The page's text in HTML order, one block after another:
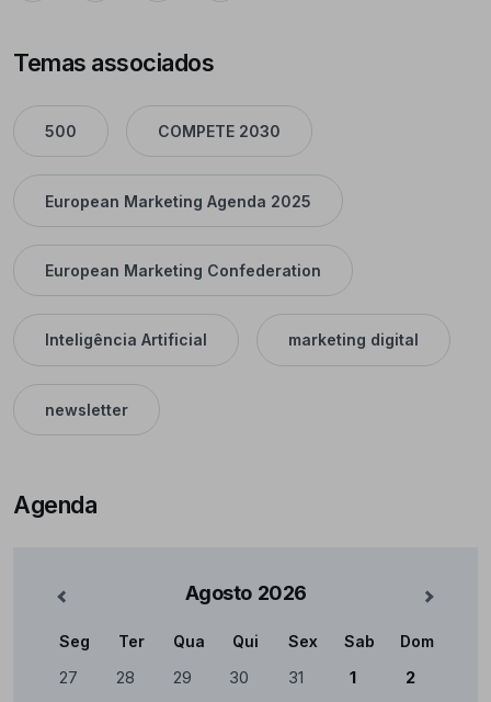
Temas associados
500 COMPETE 2030
European Marketing Agenda 2025
European Marketing Confederation
Inteligência Artificial marketing digital
newsletter
Agenda
Agosto 2026 Mês
Calendário
Seg Ter Qua Qui Sex Sab Dom
27 28 29 30 31 1 2